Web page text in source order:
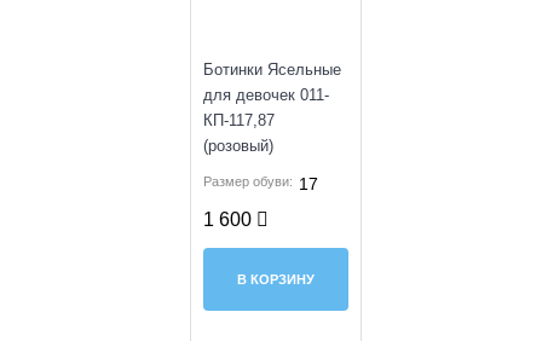
Ботинки Ясельные
для девочек 011-
КП-117,87
(розовый)
Размер обуви: 17
1 600
В КОРЗИНУ